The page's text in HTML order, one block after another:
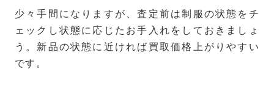
少々手間になりますが、査定前は制服の状態をチ
ェックし状態に応じたお手入れをしておきましょ
う。新品の状態に近ければ買取価格上がりやすい
です。